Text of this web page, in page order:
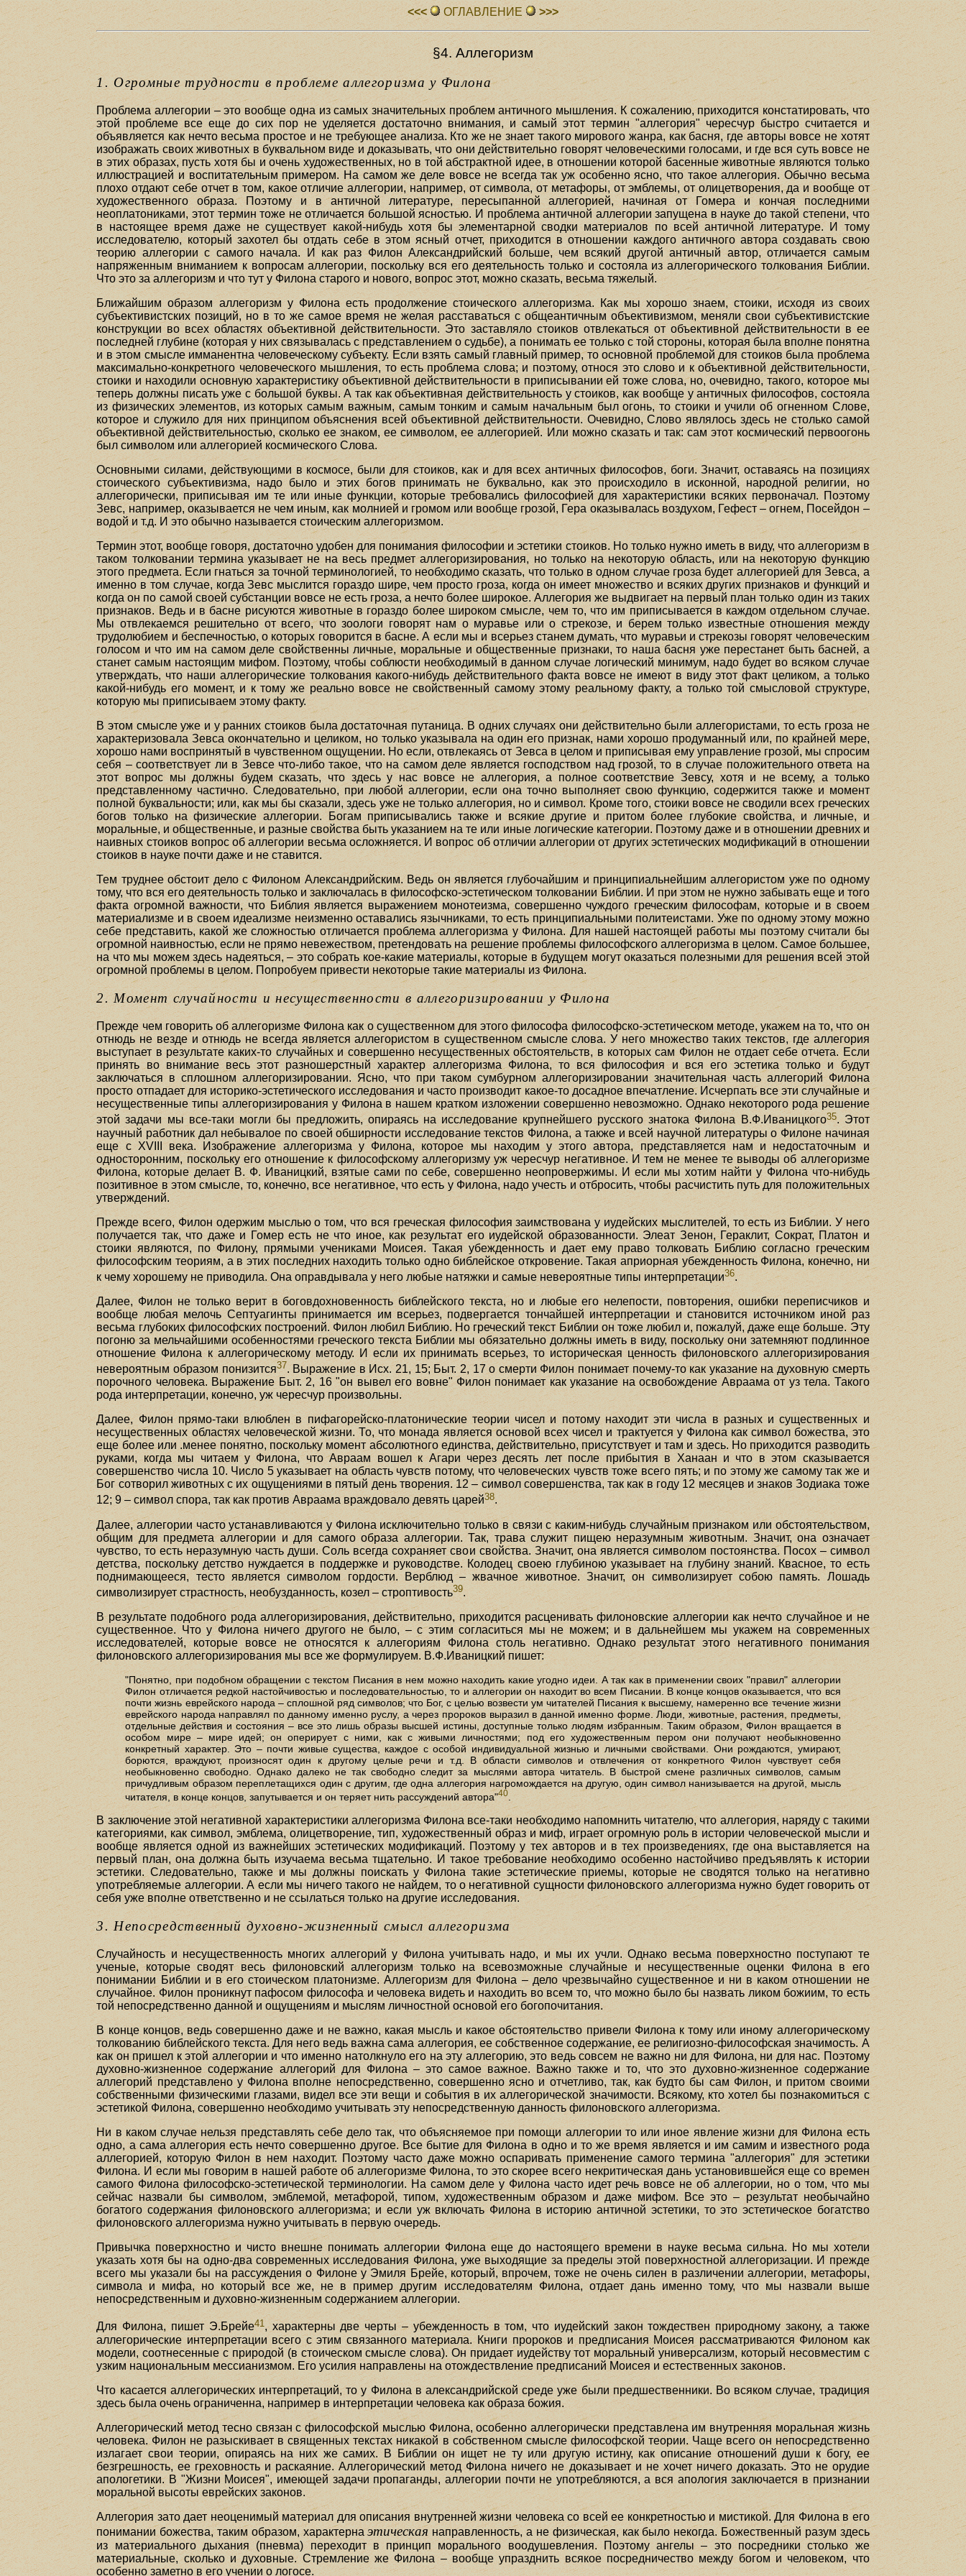
<<< ОГЛАВЛЕHИЕ >>>
§4. Аллегоризм
1. Огромные трудности в проблеме аллегоризма у Филона
Проблема аллегории – это вообще одна из самых значительных проблем античного мышления. К сожалению, приходится констатировать, что
этой проблеме все еще до сих пор не уделяется достаточно внимания, и самый этот термин "аллегория" чересчур быстро считается и
объявляется как нечто весьма простое и не требующее анализа. Кто же не знает такого мирового жанра, как басня, где авторы вовсе не хотят
изображать своих животных в буквальном виде и доказывать, что они действительно говорят человеческими голосами, и где вся суть вовсе не
в этих образах, пусть хотя бы и очень художественных, но в той абстрактной идее, в отношении которой басенные животные являются только
иллюстрацией и воспитательным примером. На самом же деле вовсе не всегда так уж особенно ясно, что такое аллегория. Обычно весьма
плохо отдают себе отчет в том, какое отличие аллегории, например, от символа, от метафоры, от эмблемы, от олицетворения, да и вообще от
художественного образа. Поэтому и в античной литературе, пересыпанной аллегорией, начиная от Гомера и кончая последними
неоплатониками, этот термин тоже не отличается большой ясностью. И проблема античной аллегории запущена в науке до такой степени, что
в настоящее время даже не существует какой-нибудь хотя бы элементарной сводки материалов по всей античной литературе. И тому
исследователю, который захотел бы отдать себе в этом ясный отчет, приходится в отношении каждого античного автора создавать свою
теорию аллегории с самого начала. И как раз Филон Александрийский больше, чем всякий другой античный автор, отличается самым
напряженным вниманием к вопросам аллегории, поскольку вся его деятельность только и состояла из аллегорического толкования Библии.
Что это за аллегоризм и что тут у Филона старого и нового, вопрос этот, можно сказать, весьма тяжелый.
Ближайшим образом аллегоризм у Филона есть продолжение стоического аллегоризма. Как мы хорошо знаем, стоики, исходя из своих
субъективистских позиций, но в то же самое время не желая расставаться с общеантичным объективизмом, меняли свои субъективистские
конструкции во всех областях объективной действительности. Это заставляло стоиков отвлекаться от объективной действительности в ее
последней глубине (которая у них связывалась с представлением о судьбе), а понимать ее только с той стороны, которая была вполне понятна
и в этом смысле имманентна человеческому субъекту. Если взять самый главный пример, то основной проблемой для стоиков была проблема
максимально-конкретного человеческого мышления, то есть проблема слова; и поэтому, относя это слово и к объективной действительности,
стоики и находили основную характеристику объективной действительности в приписывании ей тоже слова, но, очевидно, такого, которое мы
теперь должны писать уже с большой буквы. А так как объективная действительность у стоиков, как вообще у античных философов, состояла
из физических элементов, из которых самым важным, самым тонким и самым начальным был огонь, то стоики и учили об огненном Слове,
которое и служило для них принципом объяснения всей объективной действительности. Очевидно, Слово являлось здесь не столько самой
объективной действительностью, сколько ее знаком, ее символом, ее аллегорией. Или можно сказать и так: сам этот космический первоогонь
был символом или аллегорией космического Слова.
Основными силами, действующими в космосе, были для стоиков, как и для всех античных философов, боги. Значит, оставаясь на позициях
стоического субъективизма, надо было и этих богов принимать не буквально, как это происходило в исконной, народной религии, но
аллегорически, приписывая им те или иные функции, которые требовались философией для характеристики всяких первоначал. Поэтому
Зевс, например, оказывается не чем иным, как молнией и громом или вообще грозой, Гера оказывалась воздухом, Гефест – огнем, Посейдон –
водой и т.д. И это обычно называется стоическим аллегоризмом.
Термин этот, вообще говоря, достаточно удобен для понимания философии и эстетики стоиков. Но только нужно иметь в виду, что аллегоризм в
таком толковании термина указывает не на весь предмет аллегоризирования, но только на некоторую область, или на некоторую функцию
этого предмета. Если гнаться за точной терминологией, то необходимо сказать, что только в одном случае гроза будет аллегорией для Зевса, а
именно в том случае, когда Зевс мыслится гораздо шире, чем просто гроза, когда он имеет множество и всяких других признаков и функций и
когда он по самой своей субстанции вовсе не есть гроза, а нечто более широкое. Аллегория же выдвигает на первый план только один из таких
признаков. Ведь и в басне рисуются животные в гораздо более широком смысле, чем то, что им приписывается в каждом отдельном случае.
Мы отвлекаемся решительно от всего, что зоологи говорят нам о муравье или о стрекозе, и берем только известные отношения между
трудолюбием и беспечностью, о которых говорится в басне. А если мы и всерьез станем думать, что муравьи и стрекозы говорят человеческим
голосом и что им на самом деле свойственны личные, моральные и общественные признаки, то наша басня уже перестанет быть басней, а
станет самым настоящим мифом. Поэтому, чтобы соблюсти необходимый в данном случае логический минимум, надо будет во всяком случае
утверждать, что наши аллегорические толкования какого-нибудь действительного факта вовсе не имеют в виду этот факт целиком, а только
какой-нибудь его момент, и к тому же реально вовсе не свойственный самому этому реальному факту, а только той смысловой структуре,
которую мы приписываем этому факту.
В этом смысле уже и у ранних стоиков была достаточная путаница. В одних случаях они действительно были аллегористами, то есть гроза не
характеризовала Зевса окончательно и целиком, но только указывала на один его признак, нами хорошо продуманный или, по крайней мере,
хорошо нами воспринятый в чувственном ощущении. Но если, отвлекаясь от Зевса в целом и приписывая ему управление грозой, мы спросим
себя – соответствует ли в Зевсе что-либо такое, что на самом деле является господством над грозой, то в случае положительного ответа на
этот вопрос мы должны будем сказать, что здесь у нас вовсе не аллегория, а полное соответствие Зевсу, хотя и не всему, а только
представленному частично. Следовательно, при любой аллегории, если она точно выполняет свою функцию, содержится также и момент
полной буквальности; или, как мы бы сказали, здесь уже не только аллегория, но и символ. Кроме того, стоики вовсе не сводили всех греческих
богов только на физические аллегории. Богам приписывались также и всякие другие и притом более глубокие свойства, и личные, и
моральные, и общественные, и разные свойства быть указанием на те или иные логические категории. Поэтому даже и в отношении древних и
наивных стоиков вопрос об аллегории весьма осложняется. И вопрос об отличии аллегории от других эстетических модификаций в отношении
стоиков в науке почти даже и не ставится.
Тем труднее обстоит дело с Филоном Александрийским. Ведь он является глубочайшим и принципиальнейшим аллегористом уже по одному
тому, что вся его деятельность только и заключалась в философско-эстетическом толковании Библии. И при этом не нужно забывать еще и того
факта огромной важности, что Библия является выражением монотеизма, совершенно чуждого греческим философам, которые и в своем
материализме и в своем идеализме неизменно оставались язычниками, то есть принципиальными политеистами. Уже по одному этому можно
себе представить, какой же сложностью отличается проблема аллегоризма у Филона. Для нашей настоящей работы мы поэтому считали бы
огромной наивностью, если не прямо невежеством, претендовать на решение проблемы философского аллегоризма в целом. Самое большее,
на что мы можем здесь надеяться, – это собрать кое-какие материалы, которые в будущем могут оказаться полезными для решения всей этой
огромной проблемы в целом. Попробуем привести некоторые такие материалы из Филона.
2. Момент случайности и несущественности в аллегоризировании у Филона
Прежде чем говорить об аллегоризме Филона как о существенном для этого философа философско-эстетическом методе, укажем на то, что он
отнюдь не везде и отнюдь не всегда является аллегористом в существенном смысле слова. У него множество таких текстов, где аллегория
выступает в результате каких-то случайных и совершенно несущественных обстоятельств, в которых сам Филон не отдает себе отчета. Если
принять во внимание весь этот разношерстный характер аллегоризма Филона, то вся философия и вся его эстетика только и будут
заключаться в сплошном аллегоризировании. Ясно, что при таком сумбурном аллегоризировании значительная часть аллегорий Филона
просто отпадает для историко-эстетического исследования и часто производит какое-то досадное впечатление. Исчерпать все эти случайные и
несущественные типы аллегоризирования у Филона в нашем кратком изложении совершенно невозможно. Однако некоторого рода решение
этой задачи мы все-таки могли бы предложить, опираясь на исследование крупнейшего русского знатока Филона В.Ф.Иваницкого35. Этот
научный работник дал небывалое по своей обширности исследование текстов Филона, а также и всей научной литературы о Филоне начиная
еще с XVIII века. Изображение аллегоризма у Филона, которое мы находим у этого автора, представляется нам и недостаточным и
односторонним, поскольку его отношение к философскому аллегоризму уж чересчур негативное. И тем не менее те выводы об аллегоризме
Филона, которые делает В. Ф. Иваницкий, взятые сами по себе, совершенно неопровержимы. И если мы хотим найти у Филона что-нибудь
позитивное в этом смысле, то, конечно, все негативное, что есть у Филона, надо учесть и отбросить, чтобы расчистить путь для положительных
утверждений.
Прежде всего, Филон одержим мыслью о том, что вся греческая философия заимствована у иудейских мыслителей, то есть из Библии. У него
получается так, что даже и Гомер есть не что иное, как результат его иудейской образованности. Элеат Зенон, Гераклит, Сократ, Платон и
стоики являются, по Филону, прямыми учениками Моисея. Такая убежденность и дает ему право толковать Библию согласно греческим
философским теориям, а в этих последних находить только одно библейское откровение. Такая априорная убежденность Филона, конечно, ни
к чему хорошему не приводила. Она оправдывала у него любые натяжки и самые невероятные типы интерпретации36.
Далее, Филон не только верит в боговдохновенность библейского текста, но и любые его нелепости, повторения, ошибки переписчиков и
вообще любая мелочь Септуагинты принимается им всерьез, подвергается тончайшей интерпретации и становится источником иной раз
весьма глубоких философских построений. Филон любил Библию. Но греческий текст Библии он тоже любил и, пожалуй, даже еще больше. Эту
погоню за мельчайшими особенностями греческого текста Библии мы обязательно должны иметь в виду, поскольку они затемняют подлинное
отношение Филона к аллегорическому методу. И если их принимать всерьез, то историческая ценность филоновского аллегоризирования
невероятным образом понизится37. Выражение в Исх. 21, 15; Быт. 2, 17 о смерти Филон понимает почему-то как указание на духовную смерть
порочного человека. Выражение Быт. 2, 16 "он вывел его вовне" Филон понимает как указание на освобождение Авраама от уз тела. Такого
рода интерпретации, конечно, уж чересчур произвольны.
Далее, Филон прямо-таки влюблен в пифагорейско-платонические теории чисел и потому находит эти числа в разных и существенных и
несущественных областях человеческой жизни. То, что монада является основой всех чисел и трактуется у Филона как символ божества, это
еще более или .менее понятно, поскольку момент абсолютного единства, действительно, присутствует и там и здесь. Но приходится разводить
руками, когда мы читаем у Филона, что Авраам вошел к Агари через десять лет после прибытия в Ханаан и что в этом сказывается
совершенство числа 10. Число 5 указывает на область чувств потому, что человеческих чувств тоже всего пять; и по этому же самому так же и
Бог сотворил животных с их ощущениями в пятый день творения. 12 – символ совершенства, так как в году 12 месяцев и знаков Зодиака тоже
12; 9 – символ спора, так как против Авраама враждовало девять царей38.
Далее, аллегории часто устанавливаются у Филона исключительно только в связи с каким-нибудь случайным признаком или обстоятельством,
общим для предмета аллегории и для самого образа аллегории. Так, трава служит пищею неразумным животным. Значит, она означает
чувство, то есть неразумную часть души. Соль всегда сохраняет свои свойства. Значит, она является символом постоянства. Посох – символ
детства, поскольку детство нуждается в поддержке и руководстве. Колодец своею глубиною указывает на глубину знаний. Квасное, то есть
поднимающееся, тесто является символом гордости. Верблюд – жвачное животное. Значит, он символизирует собою память. Лошадь
символизирует страстность, необузданность, козел – строптивость39.
В результате подобного рода аллегоризирования, действительно, приходится расценивать филоновские аллегории как нечто случайное и не
существенное. Что у Филона ничего другого не было, – с этим согласиться мы не можем; и в дальнейшем мы укажем на современных
исследователей, которые вовсе не относятся к аллегориям Филона столь негативно. Однако результат этого негативного понимания
филоновского аллегоризирования мы все же формулируем. В.Ф.Иваницкий пишет:
"Понятно, при подобном обращении с текстом Писания в нем можно находить какие угодно идеи. А так как в применении своих "правил" аллегории
Филон отличается редкой настойчивостью и последовательностью, то и аллегории он находит во всем Писании. В конце концов оказывается, что вся
почти жизнь еврейского народа – сплошной ряд символов; что Бог, с целью возвести ум читателей Писания к высшему, намеренно все течение жизни
еврейского народа направлял по данному именно руслу, а через пророков выразил в данной именно форме. Люди, животные, растения, предметы,
отдельные действия и состояния – все это лишь образы высшей истины, доступные только людям избранным. Таким образом, Филон вращается в
особом мире – мире идей; он оперирует с ними, как с живыми личностями; под его художественным пером они получают необыкновенно
конкретный характер. Это – почти живые существа, каждое с особой индивидуальной жизнью и личными свойствами. Они рождаются, умирают,
борются, враждуют, произносят один к другому целые речи и т.д. В области символов и отвлечения от конкретного Филон чувствует себя
необыкновенно свободно. Однако далеко не так свободно следит за мыслями автора читатель. В быстрой смене различных символов, самым
причудливым образом переплетащихся один с другим, где одна аллегория нагромождается на другую, один символ нанизывается на другой, мысль
читателя, в конце концов, запутывается и он теряет нить рассуждений автора"40
В заключение этой негативной характеристики аллегоризма Филона все-таки необходимо напомнить читателю, что аллегория, наряду с такими
категориями, как символ, эмблема, олицетворение, тип, художественный образ и миф, играет огромную роль в истории человеческой мысли и
вообще является одной из важнейших эстетических модификаций. Поэтому у тех авторов и в тех произведениях, где она выставляется на
первый план, она должна быть изучаема весьма тщательно. И такое требование необходимо особенно настойчиво предъявлять к истории
эстетики. Следовательно, также и мы должны поискать у Филона такие эстетические приемы, которые не сводятся только на негативно
употребляемые аллегории. А если мы ничего такого не найдем, то о негативной сущности филоновского аллегоризма нужно будет говорить от
себя уже вполне ответственно и не ссылаться только на другие исследования.
3. Непосредственный духовно-жизненный смысл аллегоризма
Случайность и несущественность многих аллегорий у Филона учитывать надо, и мы их учли. Однако весьма поверхностно поступают те
ученые, которые сводят весь филоновский аллегоризм только на всевозможные случайные и несущественные оценки Филона в его
понимании Библии и в его стоическом платонизме. Аллегоризм для Филона – дело чрезвычайно существенное и ни в каком отношении не
случайное. Филон проникнут пафосом философа и человека видеть и находить во всем то, что можно было бы назвать ликом божиим, то есть
той непосредственно данной и ощущениям и мыслям личностной основой его богопочитания.
В конце концов, ведь совершенно даже и не важно, какая мысль и какое обстоятельство привели Филона к тому или иному аллегорическому
толкованию библейского текста. Для него ведь важна сама аллегория, ее собственное содержание, ее религиозно-философская значимость. А
как он пришел к этой аллегории и что именно натолкнуло его на эту аллегорию, это ведь совсем не важно ни для Филона, ни для нас. Поэтому
духовно-жизненное содержание аллегорий для Филона – это самое важное. Важно также и то, что это духовно-жизненное содержание
аллегорий представлено у Филона вполне непосредственно, совершенно ясно и отчетливо, так, как будто бы сам Филон, и притом своими
собственными физическими глазами, видел все эти вещи и события в их аллегорической значимости. Всякому, кто хотел бы познакомиться с
эстетикой Филона, совершенно необходимо учитывать эту непосредственную данность филоновского аллегоризма.
Ни в каком случае нельзя представлять себе дело так, что объясняемое при помощи аллегории то или иное явление жизни для Филона есть
одно, а сама аллегория есть нечто совершенно другое. Все бытие для Филона в одно и то же время является и им самим и известного рода
аллегорией, которую Филон в нем находит. Поэтому часто даже можно оспаривать применение самого термина "аллегория" для эстетики
Филона. И если мы говорим в нашей работе об аллегоризме Филона, то это скорее всего некритическая дань установившейся еще со времен
самого Филона философско-эстетической терминологии. На самом деле у Филона часто идет речь вовсе не об аллегории, но о том, что мы
сейчас назвали бы символом, эмблемой, метафорой, типом, художественным образом и даже мифом. Все это – результат необычайно
богатого содержания филоновского аллегоризма; и если уж включать Филона в историю античной эстетики, то это эстетическое богатство
филоновского аллегоризма нужно учитывать в первую очередь.
Привычка поверхностно и чисто внешне понимать аллегории Филона еще до настоящего времени в науке весьма сильна. Но мы хотели
указать хотя бы на одно-два современных исследования Филона, уже выходящие за пределы этой поверхностной аллегоризации. И прежде
всего мы указали бы на рассуждения о Филоне у Эмиля Брейе, который, впрочем, тоже не очень силен в различении аллегории, метафоры,
символа и мифа, но который все же, не в пример другим исследователям Филона, отдает дань именно тому, что мы назвали выше
непосредственным и духовно-жизненным содержанием аллегории.
Для Филона, пишет Э.Брейе41, характерны две черты – убежденность в том, что иудейский закон тождествен природному закону, а также
аллегорические интерпретации всего с этим связанного материала. Книги пророков и предписания Моисея рассматриваются Филоном как
модели, соотнесенные с природой (в стоическом смысле слова). Он придает иудейству тот моральный универсализм, который несовместим с
узким национальным мессианизмом. Его усилия направлены на отождествление предписаний Моисея и естественных законов.
Что касается аллегорических интерпретаций, то у Филона в александрийской среде уже были предшественники. Во всяком случае, традиция
здесь была очень ограниченна, например в интерпретации человека как образа божия.
Аллегорический метод тесно связан с философской мыслью Филона, особенно аллегорически представлена им внутренняя моральная жизнь
человека. Филон не разыскивает в священных текстах никакой в собственном смысле философской теории. Чаще всего он непосредственно
излагает свои теории, опираясь на них же самих. В Библии он ищет не ту или другую истину, как описание отношений души к богу, ее
безгрешность, ее греховность и раскаяние. Аллегорический метод Филона ничего не доказывает и не хочет ничего доказать. Это не орудие
апологетики. В "Жизни Моисея", имеющей задачи пропаганды, аллегории почти не употребляются, а вся апология заключается в признании
моральной высоты еврейских законов.
Аллегория зато дает неоценимый материал для описания внутренней жизни человека со всей ее конкретностью и мистикой. Для Филона в его
понимании божества, таким образом, характернаэтическая направленность, а не физическая, как было некогда. Божественный разум здесь
из материального дыхания (пневма) переходит в принцип морального воодушевления. Поэтому ангелы – это посредники столько же
материальные, сколько и духовные. Стремление же Филона – вообще упразднить всякое посредничество между богом и человеком, что
особенно заметно в его учении о логосе.